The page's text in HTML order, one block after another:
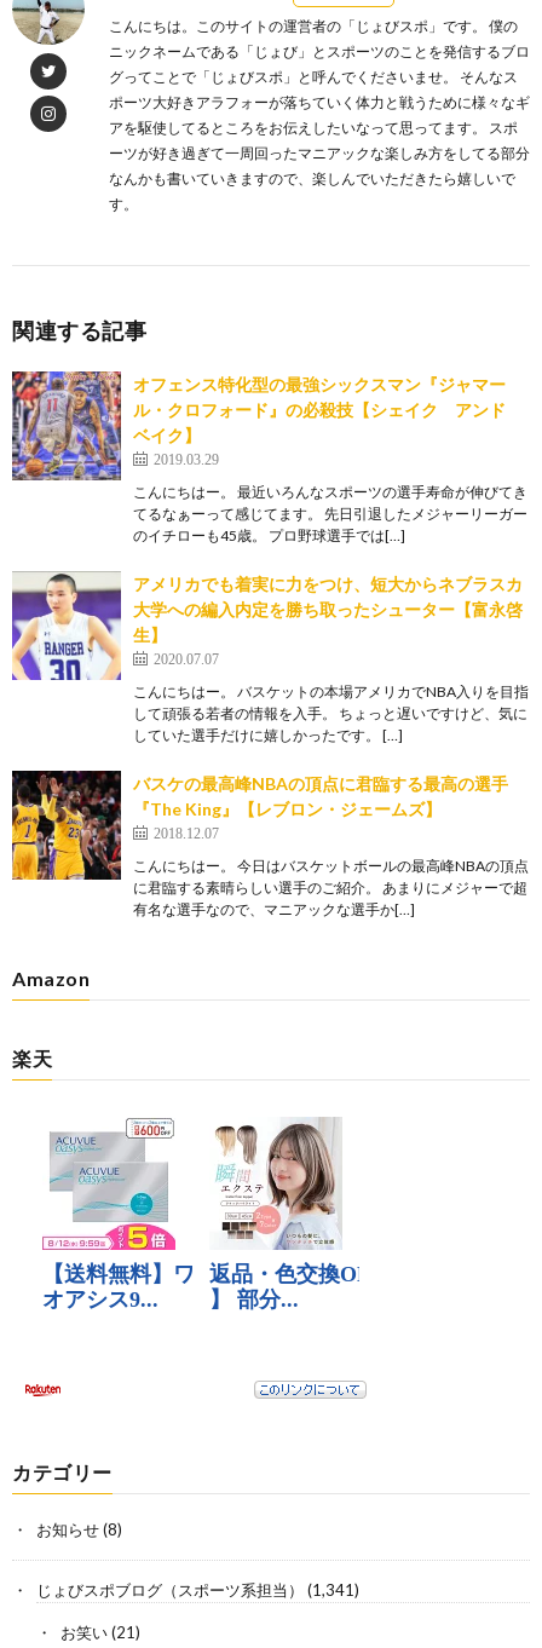
こんにちは。このサイトの運営者の「じょびスポ」です。 僕の
ニックネームである「じょび」とスポーツのことを発信するブロ
グってことで「じょびスポ」と呼んでくださいませ。 そんなス
ポーツ大好きアラフォーが落ちていく体力と戦うために様々なギ
アを駆使してるところをお伝えしたいなって思ってます。 スポ
ーツが好き過ぎて一周回ったマニアックな楽しみ方をしてる部分
なんかも書いていきますので、楽しんでいただきたら嬉しいで
す。
関連する記事
オフェンス特化型の最強シックスマン『ジャマー
ル・クロフォード』の必殺技【シェイク アンド
ベイク】
2019.03.29
こんにちはー。 最近いろんなスポーツの選手寿命が伸びてき
てるなぁーって感じてます。 先日引退したメジャーリーガー
のイチローも45歳。 プロ野球選手では[…]
アメリカでも着実に力をつけ、短大からネブラスカ
大学への編入内定を勝ち取ったシューター【富永啓
生】
2020.07.07
こんにちはー。 バスケットの本場アメリカでNBA入りを目指
して頑張る若者の情報を入手。 ちょっと遅いですけど、気に
していた選手だけに嬉しかったです。 […]
バスケの最高峰NBAの頂点に君臨する最高の選手
『The King』【レブロン・ジェームズ】
2018.12.07
こんにちはー。 今日はバスケットボールの最高峰NBAの頂点
に君臨する素晴らしい選手のご紹介。 あまりにメジャーで超
有名な選手なので、マニアックな選手か[…]
Amazon
楽天
カテゴリー
お知らせ(8)
じょびスポブログ（スポーツ系担当） (1,341)
お笑い(21)